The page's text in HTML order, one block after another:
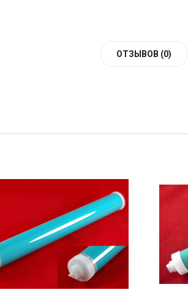
ОТЗЫВОВ (0)